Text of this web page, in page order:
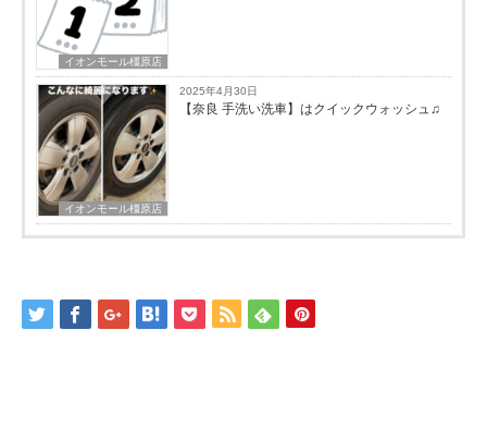
イオンモール橿原店
イオンモール橿原店
2025年4月30日
【奈良 手洗い洗車】はクイックウォッシュ♫